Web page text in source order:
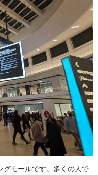
グモールです。多くの人で